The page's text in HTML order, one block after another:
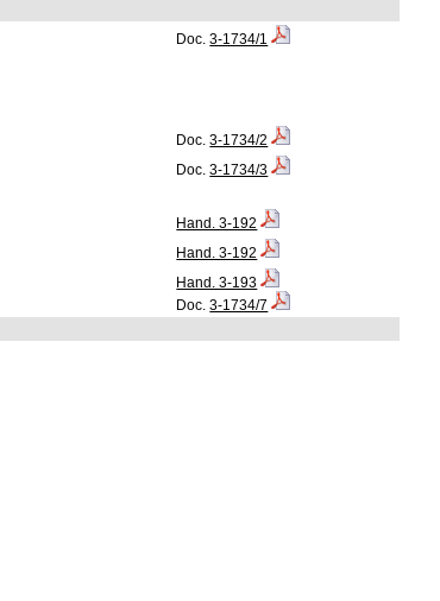
Doc.3-1734/1
Doc.3-1734/2
Doc.3-1734/3
Hand. 3-192
Hand. 3-192
Hand. 3-193
Doc.3-1734/7